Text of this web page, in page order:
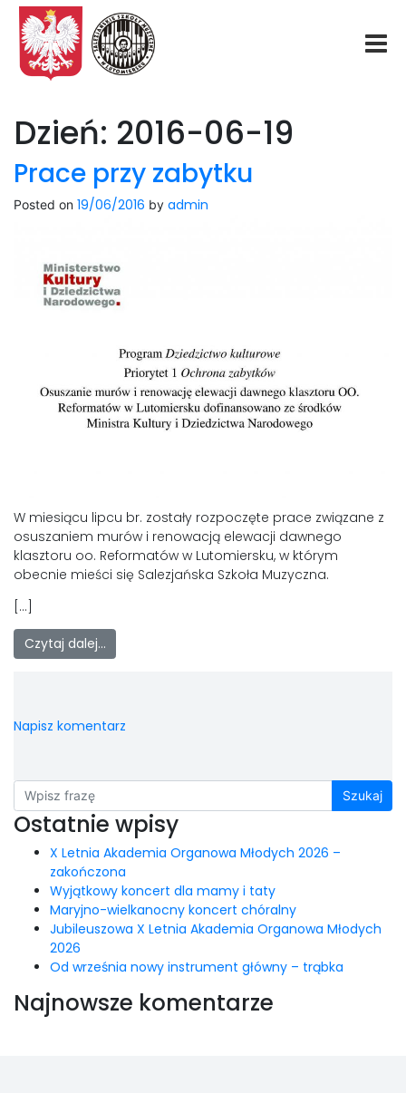
O nas
Aktualności
Konkurs organowy
LAOM
1,5%
Kontakt
Dzień: 2016-06-19
Prace przy zabytku
Posted on 19/06/2016 by admin
W miesiącu lipcu br. zostały rozpoczęte prace związane z
osuszaniem murów i renowacją elewacji dawnego
klasztoru oo. Reformatów w Lutomiersku, w którym
obecnie mieści się Salezjańska Szkoła Muzyczna.
[…]
Czytaj dalej…
Napisz komentarz
Szukaj
Ostatnie wpisy
X Letnia Akademia Organowa Młodych 2026 –
zakończona
Wyjątkowy koncert dla mamy i taty
Maryjno-wielkanocny koncert chóralny
Jubileuszowa X Letnia Akademia Organowa Młodych
2026
Od września nowy instrument główny – trąbka
Najnowsze komentarze